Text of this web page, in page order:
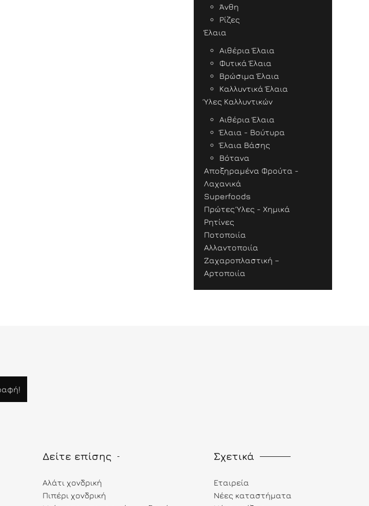
Άνθη
Ρίζες
Έλαια
Αιθέρια Έλαια
Φυτικά Έλαια
Βρώσιμα Έλαια
Καλλυντικά Έλαια
Ύλες Καλλυντικών
Αιθέρια Έλαια
Έλαια - Βούτυρα
Έλαια Βάσης
Βότανα
Αποξηραμένα Φρούτα -
Λαχανικά
Superfoods
Πρώτες Ύλες - Χημικά
Ρητίνες
Ποτοποιία
Αλλαντοποιία
Ζαχαροπλαστική –
Αρτοποιία
Δείτε επίσης
Αλάτι χονδρική
Πιπέρι χονδρική
Σχετικά
Εταιρεία
Νέες καταστήματα